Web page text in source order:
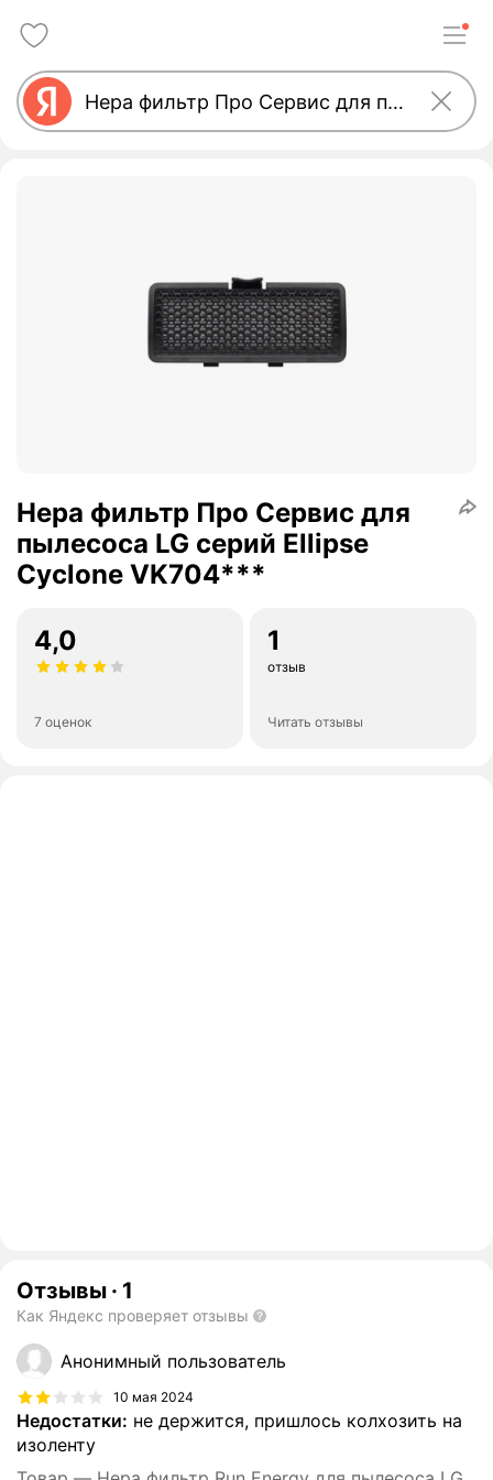
Hepa фильтр Про Сервис для
пылесоса LG серий Ellipse
Cyclone VK704***
4,0
7 оценок
1
отзыв
Читать отзывы
Отзывы · 1
Как Яндекс проверяет отзывы
Анонимный пользователь
10 мая 2024
Недостатки: не держится, пришлось колхозить на
изоленту